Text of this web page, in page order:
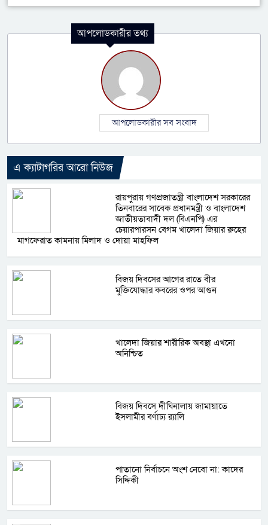
আপলোডকারীর তথ্য
আপলোডকারীর সব সংবাদ
এ ক্যাটাগরির আরো নিউজ
রায়পুরায় গণপ্রজাতন্ত্রী বাংলাদেশ সরকারের
তিনবারের সাবেক প্রধানমন্ত্রী ও বাংলাদেশ
জাতীয়তাবাদী দল (বিএনপি) এর
চেয়ারপারসন বেগম খালেদা জিয়ার রুহের
মাগফেরাত কামনায় মিলাদ ও দোয়া মাহফিল
বিজয় দিবসের আগের রাতে বীর
মুক্তিযোদ্ধার কবরের ওপর আগুন
খালেদা জিয়ার শারীরিক অবস্থা এখনো
অনিশ্চিত
বিজয় দিবসে দীঘিনালায় জামায়াতে
ইসলামীর বর্ণাঢ্য র‍্যালি
পাতানো নির্বাচনে অংশ নেবো না: কাদের
সিদ্দিকী